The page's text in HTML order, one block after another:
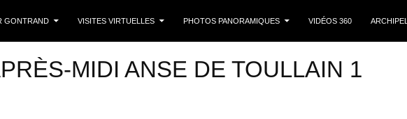
GONTRAND
VISITES VIRTUELLES PHOTOS PANORAMIQUES VIDÉOS 360
MIDI ANSE DE TOULLAIN 1